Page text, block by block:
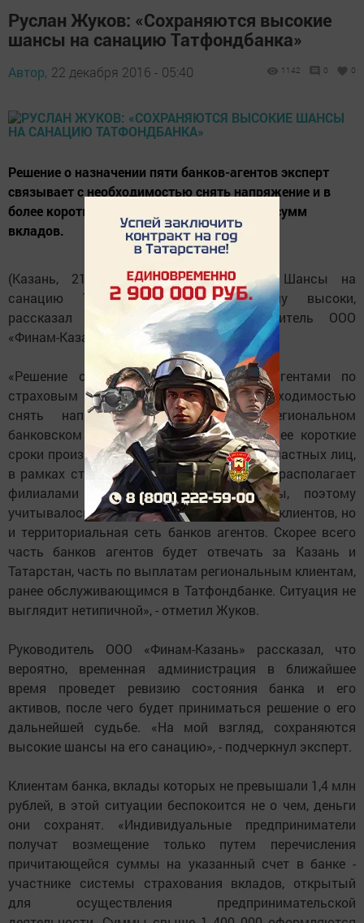
Руслан Жуков: «Сохраняются высокие
шансы на санацию Татфондбанка»
Автор, 22 декабря 2016 - 05:40 1142 0 0
Решение о назначении пяти банков-агентов эксперт
связывает с необходимостью снять напряжение и в
более короткие сроки произвести выплату сумм
вкладов.
(Казань, 21 декабря, «Татар-информ»). Шансы на
санацию Татфондбанка, по прежнему высоки,
рассказал ИА «Татар-информ руководитель ООО
«Финам-Казань» Руслан Жуков.
«Решение о назначении пяти банков агентами по
страховым выплатам связано с необходимостью
снять напряжение в регионе и региональном
банковском секторе. Это позволит в более короткие
сроки произвести выплату сумм вкладов частных лиц,
в рамках страховой суммы. Татфондбанк располагает
филиалами в разных городах страны, поэтому
учитывалось не только общее количество клиентов, но
и территориальная сеть банков агентов. Скорее всего
часть банков агентов будет отвечать за Казань и
Татарстан, часть по выплатам региональным клиентам,
ранее обслуживающимся в Татфондбанке. Ситуация не
выглядит нетипичной», - отметил Жуков.
Руководитель ООО «Финам-Казань» рассказал, что
вероятно, временная администрация в ближайшее
время проведет ревизию состояния банка и его
активов, после чего будет приниматься решение о его
дальнейшей судьбе. «На мой взгляд, сохраняются
высокие шансы на его санацию», - подчеркнул эксперт.
Клиентам банка, вклады которых не превышали 1,4 млн
рублей, в этой ситуации беспокоится не о чем, деньги
они сохранят. «Индивидуальные предприниматели
получат возмещение только путем перечисления
причитающейся суммы на указанный счет в банке -
участнике системы страхования вкладов, открытый
для осуществления предпринимательской